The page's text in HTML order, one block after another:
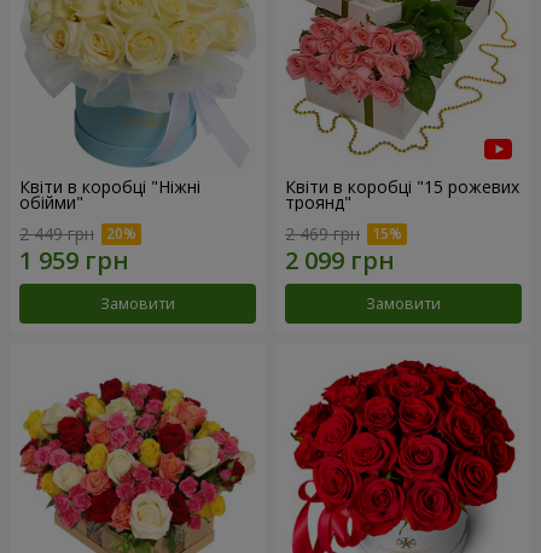
Квіти в коробці "Ніжні
обійми"
2 449 грн
Замовити
Квіти в коробці "15 рожевих
троянд"
2 469 грн
Замовити